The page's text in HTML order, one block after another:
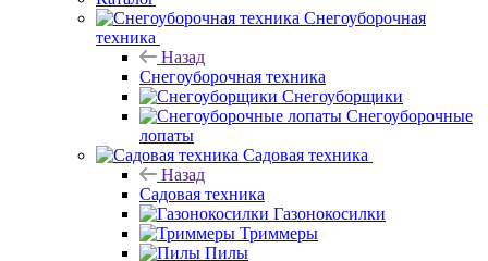
Снегоуборочная
техника
Назад
Снегоуборочная техника
Снегоуборщики
Снегоуборочные
лопаты
Садовая техника
Назад
Садовая техника
Газонокосилки
Триммеры
Пилы